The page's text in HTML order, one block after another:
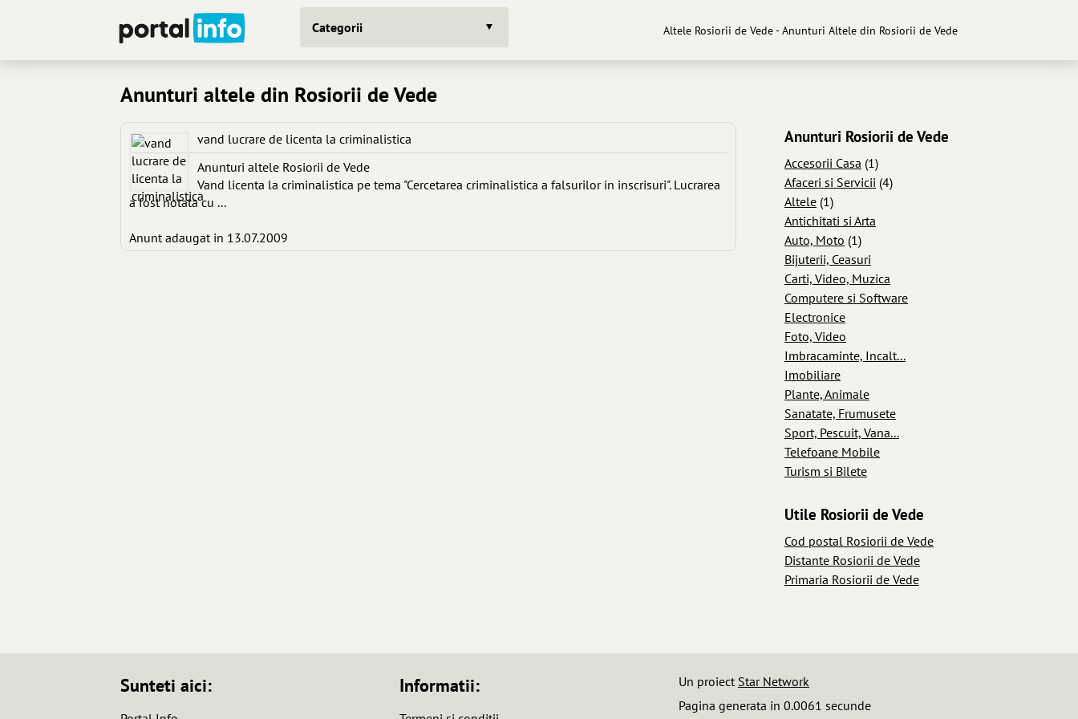
Categorii Altele Rosiorii de Vede - Anunturi Altele din Rosiorii de Vede
Anunturi altele din Rosiorii de Vede
vand lucrare de licenta la criminalistica
Anunturi altele Rosiorii de Vede
Vand licenta la criminalistica pe tema "Cercetarea criminalistica a falsurilor in inscrisuri". Lucrarea
a fost notata cu ...
Anunt adaugat in 13.07.2009
Anunturi Rosiorii de Vede
Accesorii Casa (1)
Afaceri si Servicii (4)
Altele (1)
Antichitati si Arta
Auto, Moto (1)
Bijuterii, Ceasuri
Carti, Video, Muzica
Computere si Software
Electronice
Foto, Video
Imbracaminte, Incalt...
Imobiliare
Plante, Animale
Sanatate, Frumusete
Sport, Pescuit, Vana...
Telefoane Mobile
Turism si Bilete
Utile Rosiorii de Vede
Cod postal Rosiorii de Vede
Distante Rosiorii de Vede
Primaria Rosiorii de Vede
Sunteti aici: Informatii: Un proiect Star Network
Pagina generata in 0.0061 secunde